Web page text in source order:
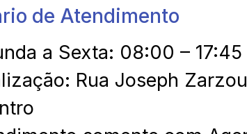
de Atendimento
a Sexta: 08:00 – 17:45
Rua Joseph